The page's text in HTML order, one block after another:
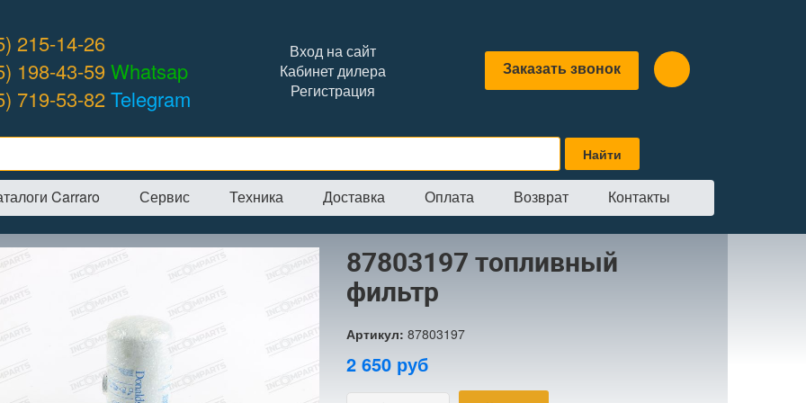
215-14-26
198-43-59Whatsap
719-53-82Telegram
Вход на сайт
Кабинет дилера
Регистрация
Заказать звонок
Carraro Сервис Техника Доставка Оплата Возврат Контакты
→Интернет-магазин →Фильтры 87803197 топливный фильтр
87803197 топливный
фильтр
Артикул: 87803197
2 650 руб